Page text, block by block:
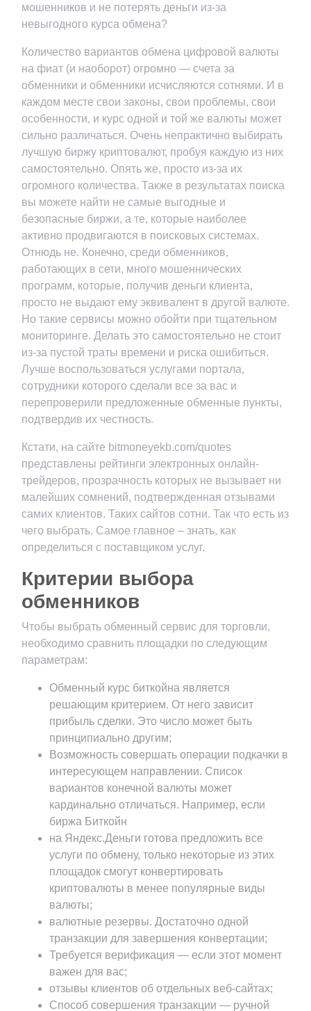
мошенников и не потерять деньги из-за
невыгодного курса обмена?
Количество вариантов обмена цифровой валюты
на фиат (и наоборот) огромно — счета за
обменники и обменники исчисляются сотнями. И в
каждом месте свои законы, свои проблемы, свои
особенности, и курс одной и той же валюты может
сильно различаться. Очень непрактично выбирать
лучшую биржу криптовалют, пробуя каждую из них
самостоятельно. Опять же, просто из-за их
огромного количества. Также в результатах поиска
вы можете найти не самые выгодные и
безопасные биржи, а те, которые наиболее
активно продвигаются в поисковых системах.
Отнюдь не. Конечно, среди обменников,
работающих в сети, много мошеннических
программ, которые, получив деньги клиента,
просто не выдают ему эквивалент в другой валюте.
Но такие сервисы можно обойти при тщательном
мониторинге. Делать это самостоятельно не стоит
из-за пустой траты времени и риска ошибиться.
Лучше воспользоваться услугами портала,
сотрудники которого сделали все за вас и
перепроверили предложенные обменные пункты,
подтвердив их честность.
Кстати, на сайте bitmoneyekb.com/quotes
представлены рейтинги электронных онлайн-
трейдеров, прозрачность которых не вызывает ни
малейших сомнений, подтвержденная отзывами
самих клиентов. Таких сайтов сотни. Так что есть из
чего выбрать. Самое главное – знать, как
определиться с поставщиком услуг.
Критерии выбора
обменников
Чтобы выбрать обменный сервис для торговли,
необходимо сравнить площадки по следующим
параметрам:
Обменный курс биткойна является
решающим критерием. От него зависит
прибыль сделки. Это число может быть
принципиально другим;
Возможность совершать операции подкачки в
интересующем направлении. Список
вариантов конечной валюты может
кардинально отличаться. Например, если
биржа Биткойн
на Яндекс.Деньги готова предложить все
услуги по обмену, только некоторые из этих
площадок смогут конвертировать
криптовалюты в менее популярные виды
валюты;
валютные резервы. Достаточно одной
транзакции для завершения конвертации;
Требуется верификация — если этот момент
важен для вас;
отзывы клиентов об отдельных веб-сайтах;
Способ совершения транзакции — ручной